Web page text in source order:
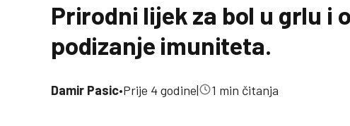
Prirodni lijek za bol u grlu i
podizanje imuniteta.
Damir Pasic•Prije 4 godine| 1 min čitanja